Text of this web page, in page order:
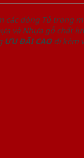
các dòng Tủ trong
và Nhựa gỗ chất
ƯU ĐÃI CAOđi kèm